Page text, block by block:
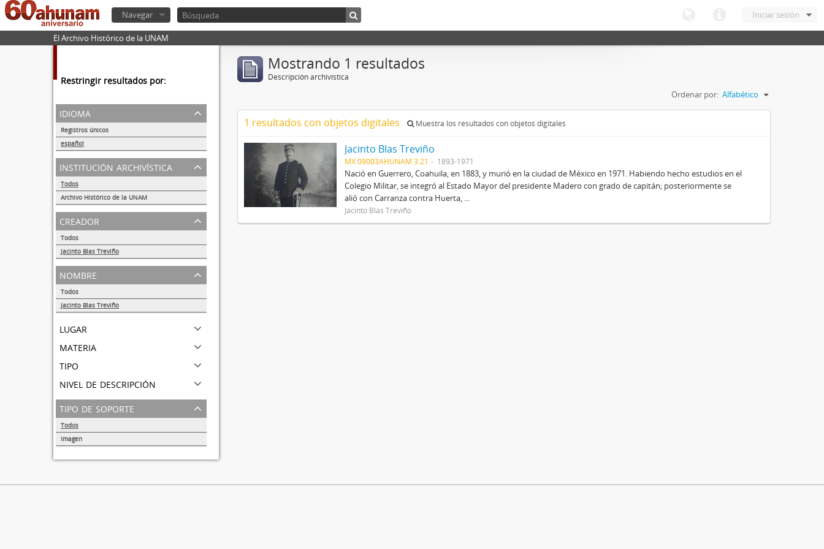
Iniciar sesión
Navegar
El Archivo Histórico de la UNAM
Restringir resultados por:
idioma
Registros únicos
español
1
institución archivística
Todos
Archivo Histórico de la UNAM
1
creador
Todos
Jacinto Blas Treviño
1
nombre
Todos
Jacinto Blas Treviño
lugar
materia
tipo
nivel de descripción
tipo de soporte
Todos
Imagen
Mostrando 1 resultados
Descripción archivística
Ordenar por: Alfabético
1 resultados con objetos digitales Muestra los resultados con objetos digitales
Jacinto Blas Treviño
MX 09003AHUNAM 3.21 1893-1971
Nació en Guerrero, Coahuila, en 1883, y murió en la ciudad de México en 1971. Habiendo hecho estudios en el
Colegio Militar, se integró al Estado Mayor del presidente Madero con grado de capitán; posteriormente se
alió con Carranza contra Huerta, ...
Jacinto Blas Treviño